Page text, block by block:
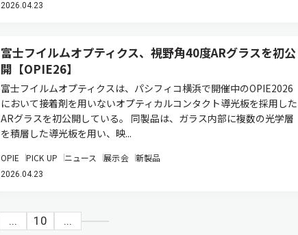
2026.04.23
富士フイルムオプティクス、視野角40度ARグラスを初公
開【OPIE26】
富士フイルムオプティクスは、パシフィコ横浜で開催中のOPIE2026
において接着剤を用いないオプティカルコンタクト導光板を採用した
ARグラスを初公開している。 同製品は、ガラス内部に複数の光学層
を積層した導光板を用い、映...
OPIE PICK UP ニュース 展示会 新製品
2026.04.23
... 10 ...